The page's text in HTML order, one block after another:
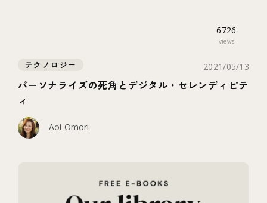
6726
views
テクノロジー 2021/05/13
パーソナライズの死角とデジタル・セレンディピテ
ィ
Aoi Omori